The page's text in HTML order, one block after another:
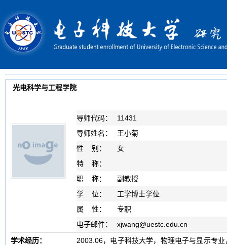
光电科学与工程学院
导师代码：
11431
导师姓名：
王小菊
性 别：
女
特 称：
职 称：
副教授
学 位：
工学博士学位
属 性：
专职
电子邮件：
xjwang@uestc.edu.cn
学术经历：
2003.06，电子科技大学，物理电子与显示专